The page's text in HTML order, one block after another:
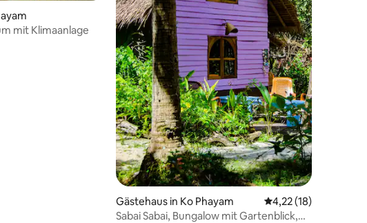
von 5, 25 Bewertungen
mit Klimaanlage
Gästehaus in Ko Phayam Durchschnittliche
4,22 (18)
Sabai Sabai, Bungalow mit Gartenblick,